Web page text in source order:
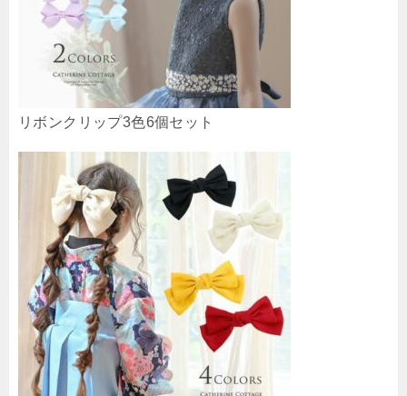
リボンクリップ3色6個セット